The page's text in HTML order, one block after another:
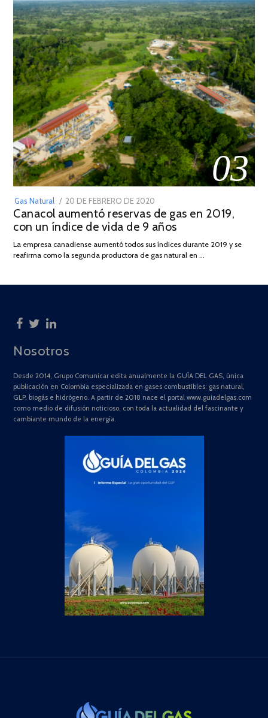
03
Gas Natural
POSTED
ON
20 DE FEBRERO DE 2020
DE
JULIO
2025
Canacol aumentó reservas de gas en 2019,
con un índice de vida de 9 años
La empresa canadiense aumentó todos sus índices durante 2019 y se
reafirma como la segunda productora de gas natural en …
Nosotros
Desde 2014, Grupo Comunicar edita anualmente la GUÍA DEL GAS, única
publicación en Colombia especializada en gases combustibles: gas natural,
GLP, biogás e hidrógeno. A partir de 2018 nace el portal www.guiadelgas.com
como medio de difusión noticioso, con toda la actualidad del fascinante y
cambiante mundo de la energía.